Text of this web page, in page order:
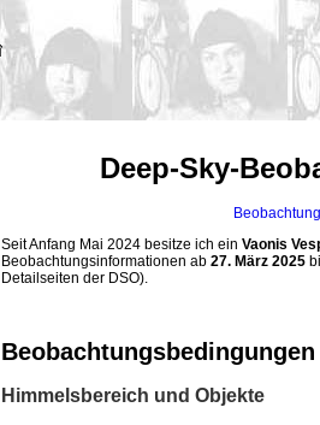
Deep-Sky-
Seit Anfang Mai 2024 besitze ich ein Vaonis
Beobachtungsinformationen ab 27. März 2025
Detailseiten der DSO).
Beobachtungsbedingungen
Himmelsbereich und Objekte